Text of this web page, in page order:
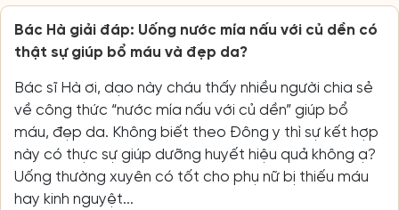
Bác Hà giải đáp: Uống nước mía nấu với củ dền có
thật sự giúp bổ máu và đẹp da?
Bác sĩ Hà ơi, dạo này cháu thấy nhiều người chia sẻ
về công thức “nước mía nấu với củ dền” giúp bổ
máu, đẹp da. Không biết theo Đông y thì sự kết hợp
này có thực sự giúp dưỡng huyết hiệu quả không ạ?
Uống thường xuyên có tốt cho phụ nữ bị thiếu máu
hay kinh nguyệt...